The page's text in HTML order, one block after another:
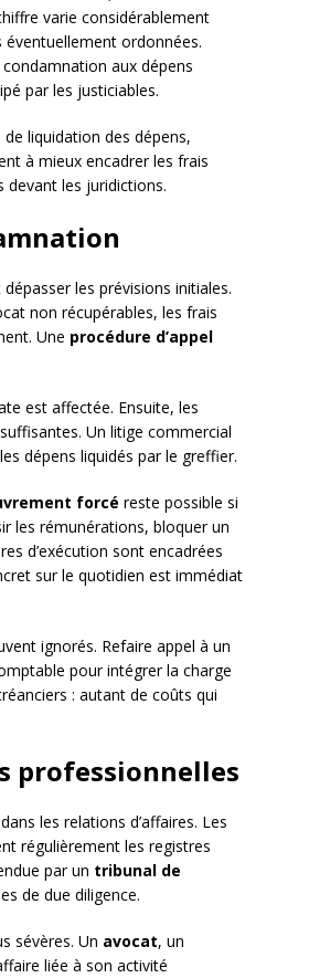
varie considérablement
éventuellement ordonnées.
aux dépens
par les justiciables.
liquidation des dépens,
à mieux encadrer les frais
devant les juridictions.
les prévisions initiales.
non récupérables, les frais
Une procédure d’appel
est affectée. Ensuite, les
Un litige commercial
dépens liquidés par le greffier.
forcé reste possible si
les rémunérations, bloquer un
d’exécution sont encadrées
sur le quotidien est immédiat
ignorés. Refaire appel à un
pour intégrer la charge
: autant de coûts qui
professionnelles
les relations d’affaires. Les
régulièrement les registres
par un tribunal de
de due diligence.
sévères. Un avocat, un
liée à son activité